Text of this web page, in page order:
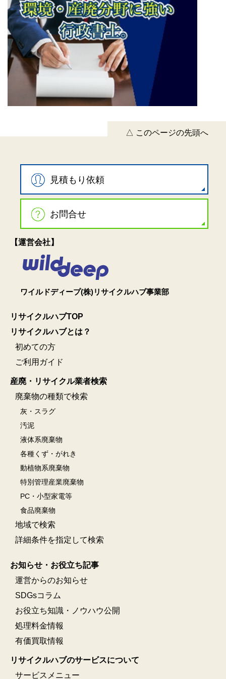
△ このページの先頭へ
見積もり依頼
お問合せ
【運営会社】
ワイルドディープ(株)リサイクルハブ事業部
リサイクルハブTOP
リサイクルハブとは？
初めての方
ご利用ガイド
産廃・リサイクル業者検索
廃棄物の種類で検索
灰・スラグ
汚泥
液体系廃棄物
各種くず・がれき
動植物系廃棄物
特別管理産業廃棄物
PC・小型家電等
食品廃棄物
地域で検索
詳細条件を指定して検索
お知らせ・お役立ち記事
運営からのお知らせ
SDGsコラム
お役立ち知識・ノウハウ公開
処理料金情報
有価買取情報
リサイクルハブのサービスについて
サービスメニュー